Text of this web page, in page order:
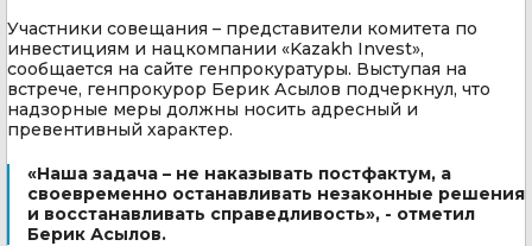
Участники совещания – представители комитета по
инвестициям и нацкомпании «Kazakh Invest»,
сообщается на сайте генпрокуратуры. Выступая на
встрече, генпрокурор Берик Асылов подчеркнул, что
надзорные меры должны носить адресный и
превентивный характер.
«Наша задача – не наказывать постфактум, а
своевременно останавливать незаконные решения
и восстанавливать справедливость», - отметил
Берик Асылов.